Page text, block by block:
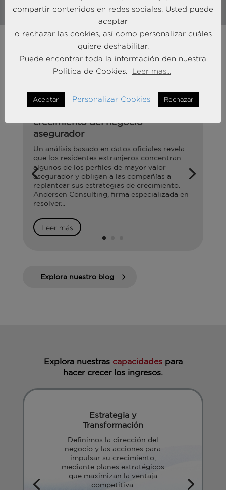
Explora las últimas novedades
sobre Seguros.
Cómo los expatriados impulsan el
crecimiento del negocio
asegurador
Un análisis basado en datos oficiales revela
que los residentes extranjeros concentran
algunos de los perfiles de mayor valor
asegurador y obligan a las compañías a
replantear sus estrategias de crecimiento.
Andersen Consulting, firma especializada en
resolver...
Leer más
Explora nuestro blog
Explora nuestras capacidades para
hacer crecer los ingresos.
Estrategia y
Transformación
Definimos la dirección del
negocio y las acciones para
impulsar su crecimiento,
mediante planes estratégicos
que maximizan la ventaja
competitiva.
compartir contenidos en redes sociales. Usted puede
aceptar
o rechazar las cookies, así como personalizar cuáles
quiere deshabilitar.
Puede encontrar toda la información den nuestra
Política de Cookies.
Leer mas...
Aceptar Personalizar Cookies Rechazar